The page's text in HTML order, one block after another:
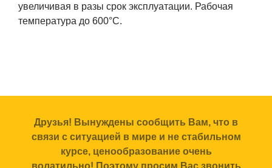
увеличивая в разы срок эксплуатации. Рабочая
температура до 600°С.
Друзья! Вынуждены сообщить Вам, что в
связи с ситуацией в мире и не стабильном
курсе, ценообразование очень
волатильно! Поэтому просим Вас звонить